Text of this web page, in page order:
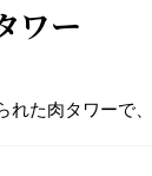
ワー
た肉タワーで